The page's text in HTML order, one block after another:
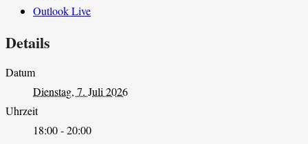
Outlook Live
Details
Datum
Dienstag, 7. Juli 2026
Uhrzeit
18:00 - 20:00